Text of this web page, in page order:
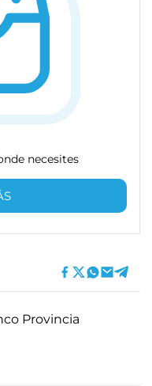
necesites
Provincia